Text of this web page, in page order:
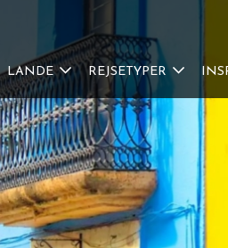
LANDE REJSETYPER